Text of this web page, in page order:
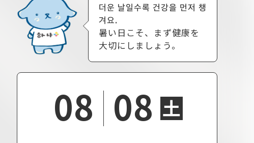
더운 날일수록 건강을 먼저 챙
겨요.
暑い日こそ、まず健康を
大切にしましょう。
08 08 土